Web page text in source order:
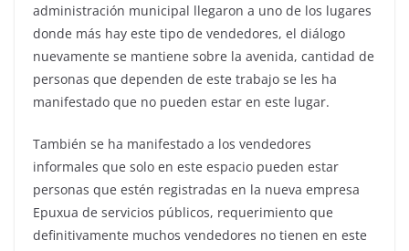
administración municipal llegaron a uno de los lugares
donde más hay este tipo de vendedores, el diálogo
nuevamente se mantiene sobre la avenida, cantidad de
personas que dependen de este trabajo se les ha
manifestado que no pueden estar en este lugar.
También se ha manifestado a los vendedores
informales que solo en este espacio pueden estar
personas que estén registradas en la nueva empresa
Epuxua de servicios públicos, requerimiento que
definitivamente muchos vendedores no tienen en este